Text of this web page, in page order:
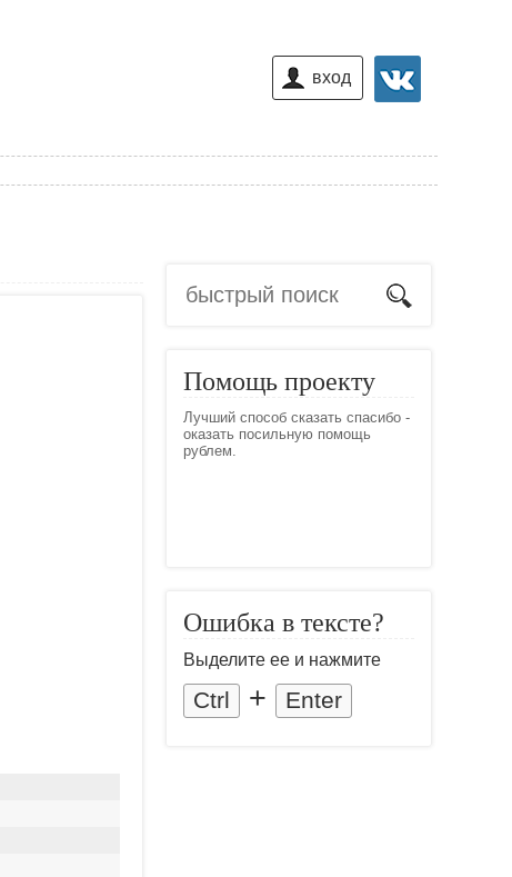
вход
Помощь проекту
Лучший способ сказать спасибо -
оказать посильную помощь
рублем.
Ошибка в тексте?
Выделите ее и нажмите
Ctrl + Enter